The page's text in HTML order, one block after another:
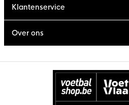
Klantenservice
Over ons